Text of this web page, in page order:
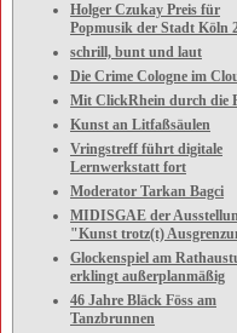
Holger Czukay Preis für
Popmusik der Stadt Köln
schrill, bunt und laut
Die Crime Cologne im
Mit ClickRhein durch die
Kunst an Litfaßsäulen
Vringstreff führt digitale
Lernwerkstatt fort
Moderator Tarkan Bagci
MIDISGAE der
"Kunst trotz(t)
Glockenspiel am
erklingt außerplanmäßig
46 Jahre Bläck Föss am
Tanzbrunnen